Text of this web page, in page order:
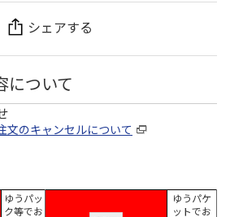
シェアする
について
文のキャンセルについて
ゆうパッ
ク等でお
ゆうパケ
ットでお